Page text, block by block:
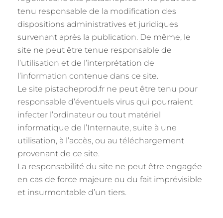
tenu responsable de la modification des
dispositions administratives et juridiques
survenant après la publication. De même, le
site ne peut être tenue responsable de
l’utilisation et de l’interprétation de
l’information contenue dans ce site.
Le site pistacheprod.fr ne peut être tenu pour
responsable d’éventuels virus qui pourraient
infecter l’ordinateur ou tout matériel
informatique de l’Internaute, suite à une
utilisation, à l’accès, ou au téléchargement
provenant de ce site.
La responsabilité du site ne peut être engagée
en cas de force majeure ou du fait imprévisible
et insurmontable d’un tiers.